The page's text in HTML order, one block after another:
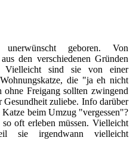
geboren. Von
den verschiedenen Gründen
Vielleicht sind sie von einer
die "ja eh nicht
ohne Freigang sollten zwingend
zuliebe. Info darüber
beim Umzug "vergessen"?
oft erleben müssen. Vielleicht
sie irgendwann vielleicht